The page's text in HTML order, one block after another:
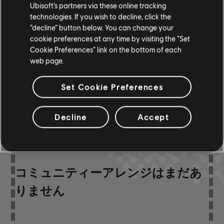
ベースチャート ARCHI
コミュニティーアレン
ジ
コミュニティーアレンジはまだあ
りません
Ubisoft’s partners via these online tracking
technologies. If you wish to decline, click the
“decline” button below. You can change your
cookie preferences at any time by visiting the “Set
Cookie Preferences” link on the bottom of each
web page.
Set Cookie Preferences
Decline Accept